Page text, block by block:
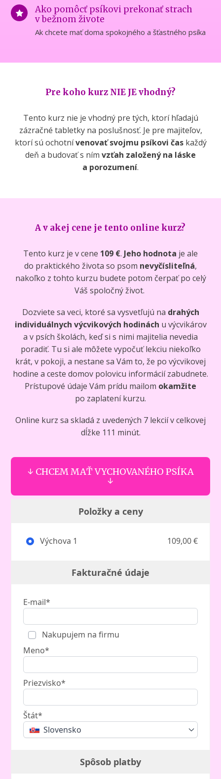
Ako pomôcť psíkovi prekonať strach
v bežnom živote
Ak chcete mať doma spokojného a šťastného psíka
Pre koho kurz NIE JE vhodný?
Tento kurz nie je vhodný pre tých, ktorí hľadajú
zázračné tabletky na poslušnosť. Je pre majiteľov,
ktorí sú ochotnívenovať svojmu psíkovi časkaždý
deň a budovať s ním vzťah založený na láske
a porozumení.
A v akej cene je tento online kurz?
Tento kurz je v cene 109 €. Jeho hodnota je ale
do praktického života so psom nevyčísliteľná,
nakoľko z tohto kurzu budete potom čerpať po celý
Váš spoločný život.
Dozviete sa veci, ktoré sa vysvetľujú na drahých
individuálnych výcvikových hodinách u výcvikárov
a v psích školách, keď si s nimi majitelia nevedia
poradiť. Tu si ale môžete vypočuť lekciu niekoľko
krát, v pokoji, a nestane sa Vám to, že po výcvikovej
hodine a ceste domov polovicu informácií zabudnete.
Prístupové údaje Vám prídu mailom okamžite
po zaplatení kurzu.
Online kurz sa skladá z uvedených 7 lekcií v celkovej
dĺžke 111 minút.
↓ CHCEM MAŤ VYCHOVANÉHO PSÍKA
↓
Položky a ceny
Výchova 1 109,00 €
Fakturačné údaje
E-mail*
Nakupujem na firmu
Meno*
Priezvisko*
Štát*
Slovensko
Spôsob platby